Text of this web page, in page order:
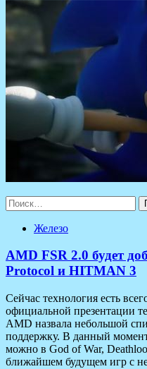
Найти:
Железо
AMD FSR 2.0 будет
Protocol и HITMAN 3
Сейчас технология есть
официальной презентации
AMD назвала небольшой
поддержку. В данный
можно в God of War,
ближайшем будущем игр с